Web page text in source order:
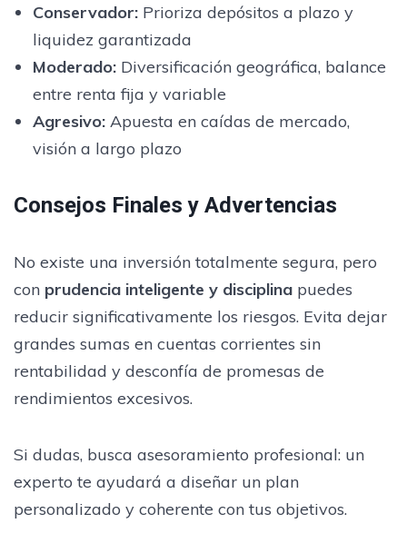
Conservador:Prioriza depósitos a plazo y
liquidez garantizada
Moderado:Diversificación geográfica, balance
entre renta fija y variable
Agresivo:Apuesta en caídas de mercado,
visión a largo plazo
Consejos Finales y Advertencias
No existe una inversión totalmente segura, pero
con prudencia inteligente y disciplina puedes
reducir significativamente los riesgos. Evita dejar
grandes sumas en cuentas corrientes sin
rentabilidad y desconfía de promesas de
rendimientos excesivos.
Si dudas, busca asesoramiento profesional: un
experto te ayudará a diseñar un plan
personalizado y coherente con tus objetivos.